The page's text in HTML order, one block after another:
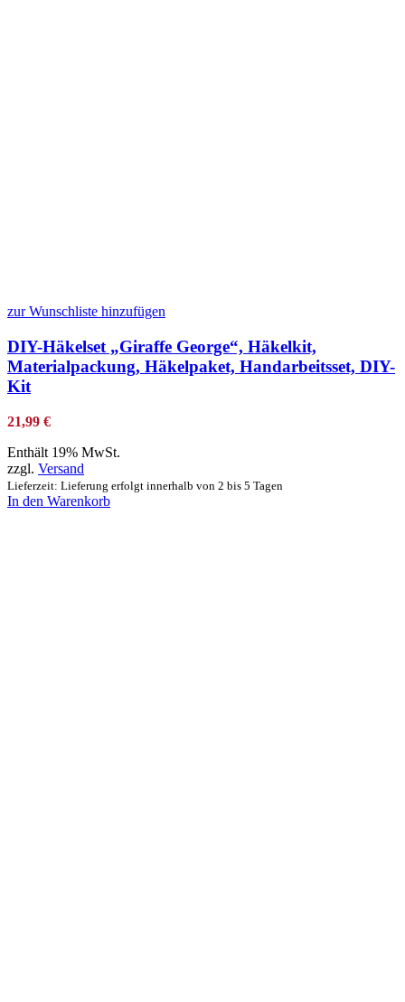
zur Wunschliste hinzufügen
DIY-Häkelset „Giraffe George“, Häkelkit,
Materialpackung, Häkelpaket, Handarbeitsset, DIY-
Kit
21,99 €
Enthält 19% MwSt.
zzgl. Versand
Lieferzeit: Lieferung erfolgt innerhalb von 2 bis 5 Tagen
In den Warenkorb